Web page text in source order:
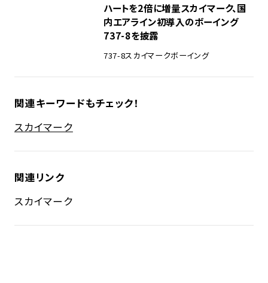
ハートを2倍に増量――スカイマーク、国
内エアライン初導入のボーイング
737-8を披露
737-8スカイマークボーイング
関連キーワードもチェック！
スカイマーク
関連リンク
スカイマーク